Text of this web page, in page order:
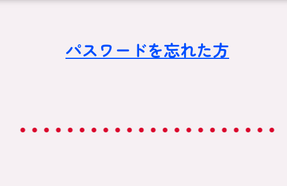
パスワードを忘れた方